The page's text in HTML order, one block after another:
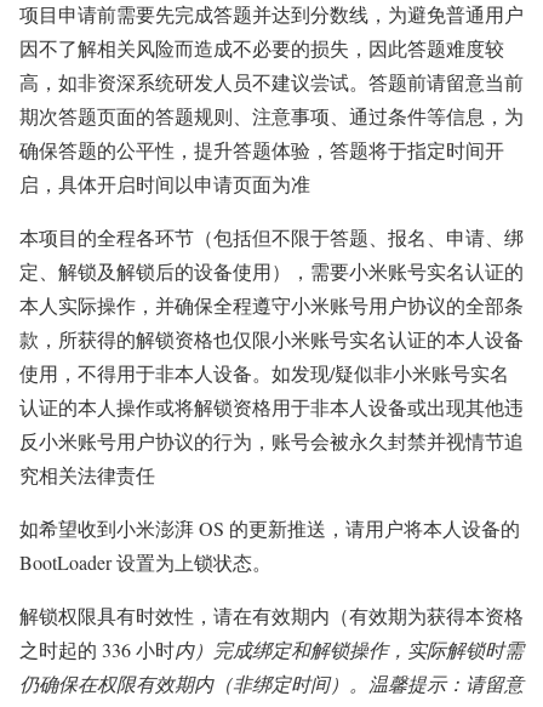
项目申请前需要先完成答题并达到分数线，为避免普通用户
因不了解相关风险而造成不必要的损失，因此答题难度较
高，如非资深系统研发人员不建议尝试。答题前请留意当前
期次答题页面的答题规则、注意事项、通过条件等信息，为
确保答题的公平性，提升答题体验，答题将于指定时间开
启，具体开启时间以申请页面为准
本项目的全程各环节（包括但不限于答题、报名、申请、绑
定、解锁及解锁后的设备使用），需要小米账号实名认证的
本人实际操作，并确保全程遵守小米账号用户协议的全部条
款，所获得的解锁资格也仅限小米账号实名认证的本人设备
使用，不得用于非本人设备。如发现/疑似非小米账号实名
认证的本人操作或将解锁资格用于非本人设备或出现其他违
反小米账号用户协议的行为，账号会被永久封禁并视情节追
究相关法律责任
如希望收到小米澎湃 OS 的更新推送，请用户将本人设备的
BootLoader 设置为上锁状态。
解锁权限具有时效性，请在有效期内（有效期为获得本资格
之时起的 336 小时内）完成绑定和解锁操作，实际解锁时需
仍确保在权限有效期内（非绑定时间）。温馨提示：请留意